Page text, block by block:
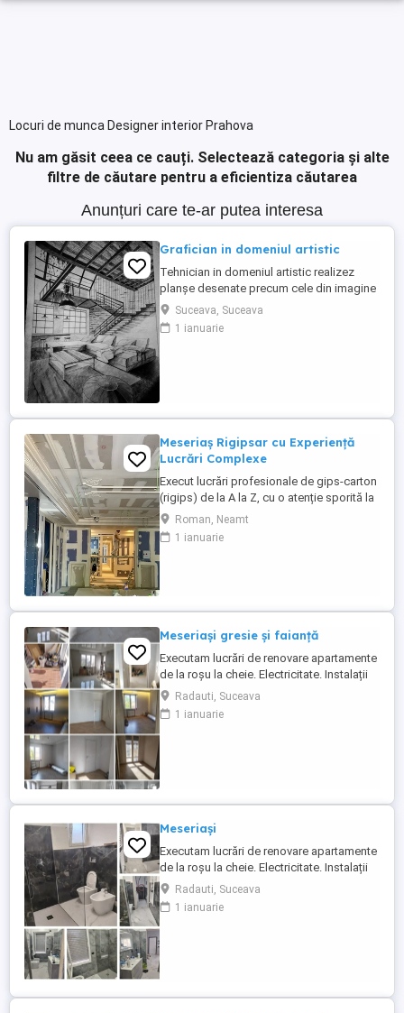
Locuri de munca Designer interior Prahova
Nu am găsit ceea ce cauți. Selectează categoria și alte
filtre de căutare pentru a eficientiza căutarea
Anunțuri care te-ar putea interesa
Grafician in domeniul artistic
Tehnician in domeniul artistic realizez
planșe desenate precum cele din imagine
Pot realiza desene de mana cât și pe
tableta Dacă ai nevoie de asemenea
desene pentru ale posta pe pagina
Suceava, Suceava
1 ianuarie
Meseriaș Rigipsar cu Experiență
Lucrări Complexe
Execut lucrări profesionale de gips-carton
(rigips) de la A la Z, cu o atenție sporită la
detalii și respectarea normelor tehnice.
Servicii oferite: Pereți despărțitori și
placări: Tencuieli uscate, izolații fonice și
Roman, Neamt
1 ianuarie
Meseriași gresie și faianță
Executam lucrări de renovare apartamente
de la roșu la cheie. Electricitate. Instalații
sanitare. Pereți. Gresie și faianță. Tavan
extensibil. Uși și ferestre. Tel : WhatsApp,
Viber, .
Radauti, Suceava
1 ianuarie
Meseriași
Executam lucrări de renovare apartamente
de la roșu la cheie. Electricitate. Instalații
sanitare. Pereți. Gresie și faianță. Tavan
extensibil. Uși și ferestre. Tel: WhatsApp.
Radauti, Suceava
1 ianuarie